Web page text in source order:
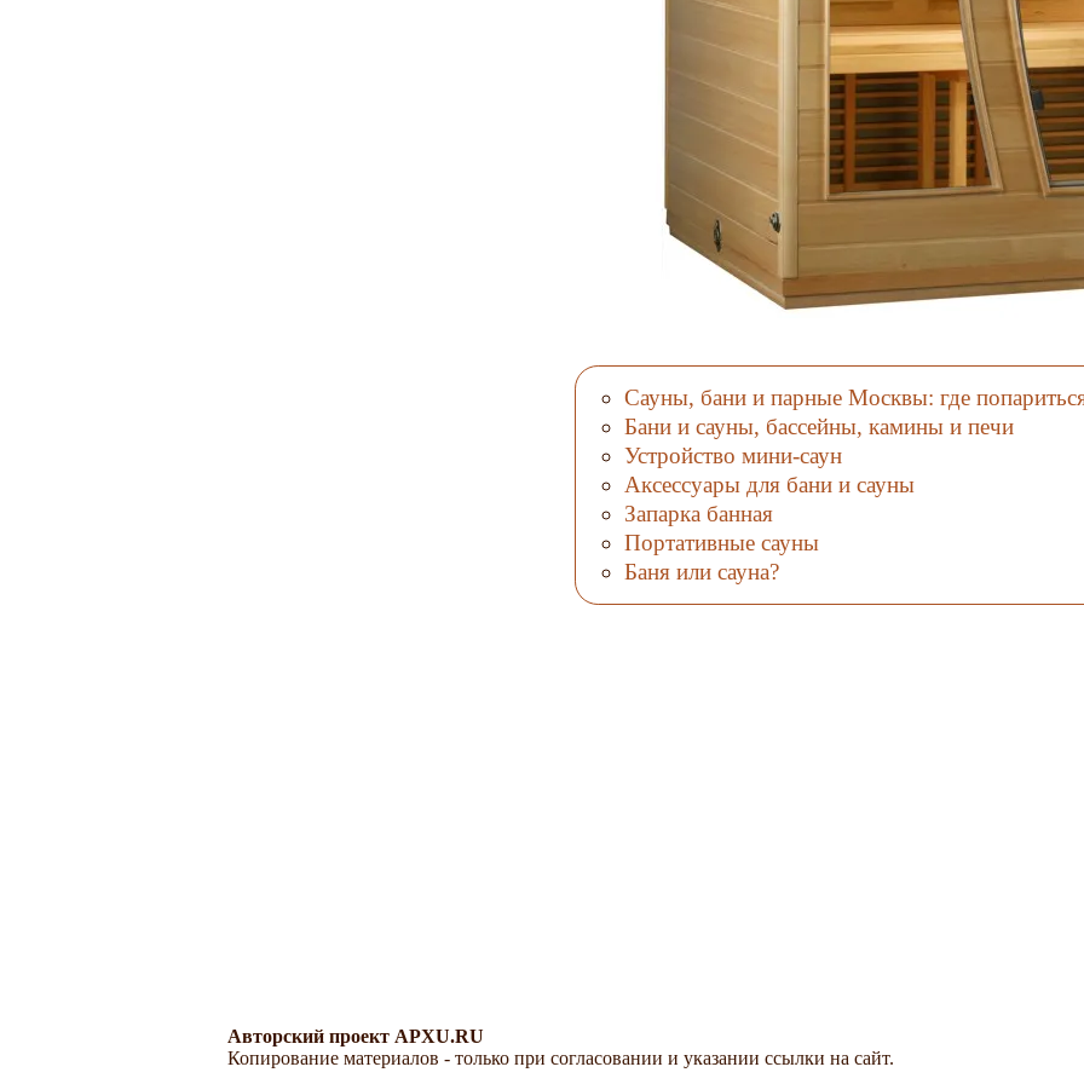
Cауны, бани и парные Москвы: где
Бани и сауны, бассейны, камины и печи
Устройство мини-саун
Аксессуары для бани и сауны
Запарка банная
Портативные сауны
Баня или сауна?
Авторский проект APXU.RU
Копирование материалов - только при согласовании и указании ссылки на сайт.